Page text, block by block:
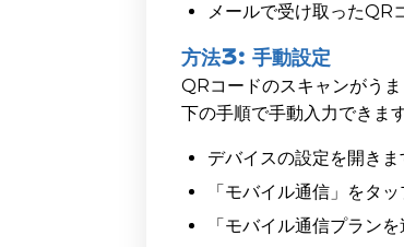
メールで受け取ったQR
方法3: 手動設定
QRコードのスキャンがう
下の手順で手動入力できま
デバイスの設定を開きま
「モバイル通信」をタッ
「モバイル通信プラン